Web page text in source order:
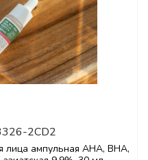
2CD2
лица ампульная AHA, BHA,